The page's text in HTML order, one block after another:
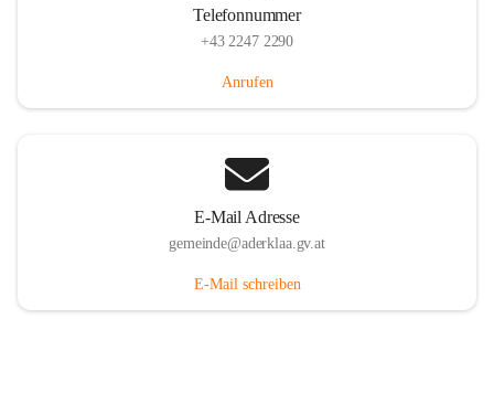
Telefonnummer
+43 2247 2290
Anrufen
E-Mail Adresse
gemeinde@aderklaa.gv.at
E-Mail schreiben